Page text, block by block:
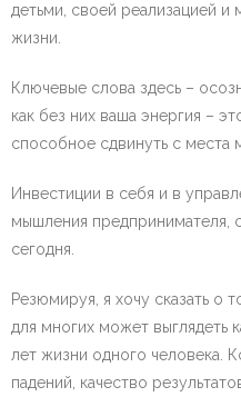
детьми, своей реализацией
жизни.
Ключевые слова здесь –
как без них ваша энергия –
способное сдвинуть с места
Инвестиции в себя и в
мышления предпринимателя,
сегодня.
Резюмируя, я хочу сказать о
для многих может выглядеть
лет жизни одного человека.
падений, качество